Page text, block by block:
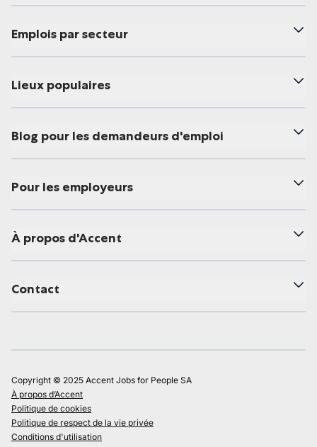
Emplois par secteur
Lieux populaires
Blog pour les demandeurs d'emploi
Pour les employeurs
À propos d'Accent
Contact
Copyright © 2025 Accent Jobs for People SA
À propos d’Accent
Politique de cookies
Politique de respect de la vie privée
Conditions d'utilisation